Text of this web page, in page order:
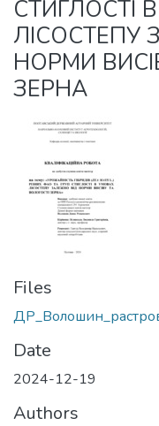
СТИГЛОСТІ
ЛІСОСТЕПУ
НОРМИ
ЗЕРНА
Files
Date
2024-12-19
Authors